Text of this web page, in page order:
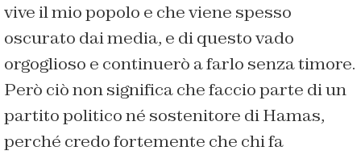
vive il mio popolo e che viene spesso
oscurato dai media, e di questo vado
orgoglioso e continuerò a farlo senza timore.
Però ciò non significa che faccio parte di un
partito politico né sostenitore di Hamas,
perché credo fortemente che chi fa